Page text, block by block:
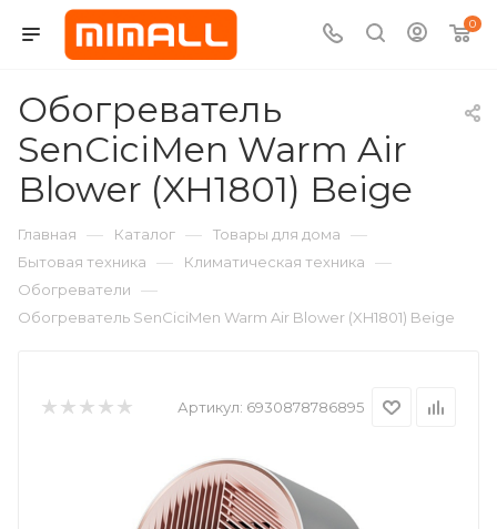
0
Обогреватель
SenCiciMen Warm Air
Blower (XH1801) Beige
Главная — Каталог — Товары для дома —
Бытовая техника — Климатическая техника —
Обогреватели —
Обогреватель SenCiciMen Warm Air Blower (XH1801) Beige
Артикул: 6930878786895